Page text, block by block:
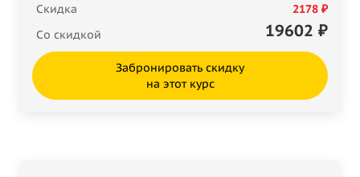
Скидка
2178 ₽
Со скидкой
19602 ₽
Забронировать скидку
на этот курс